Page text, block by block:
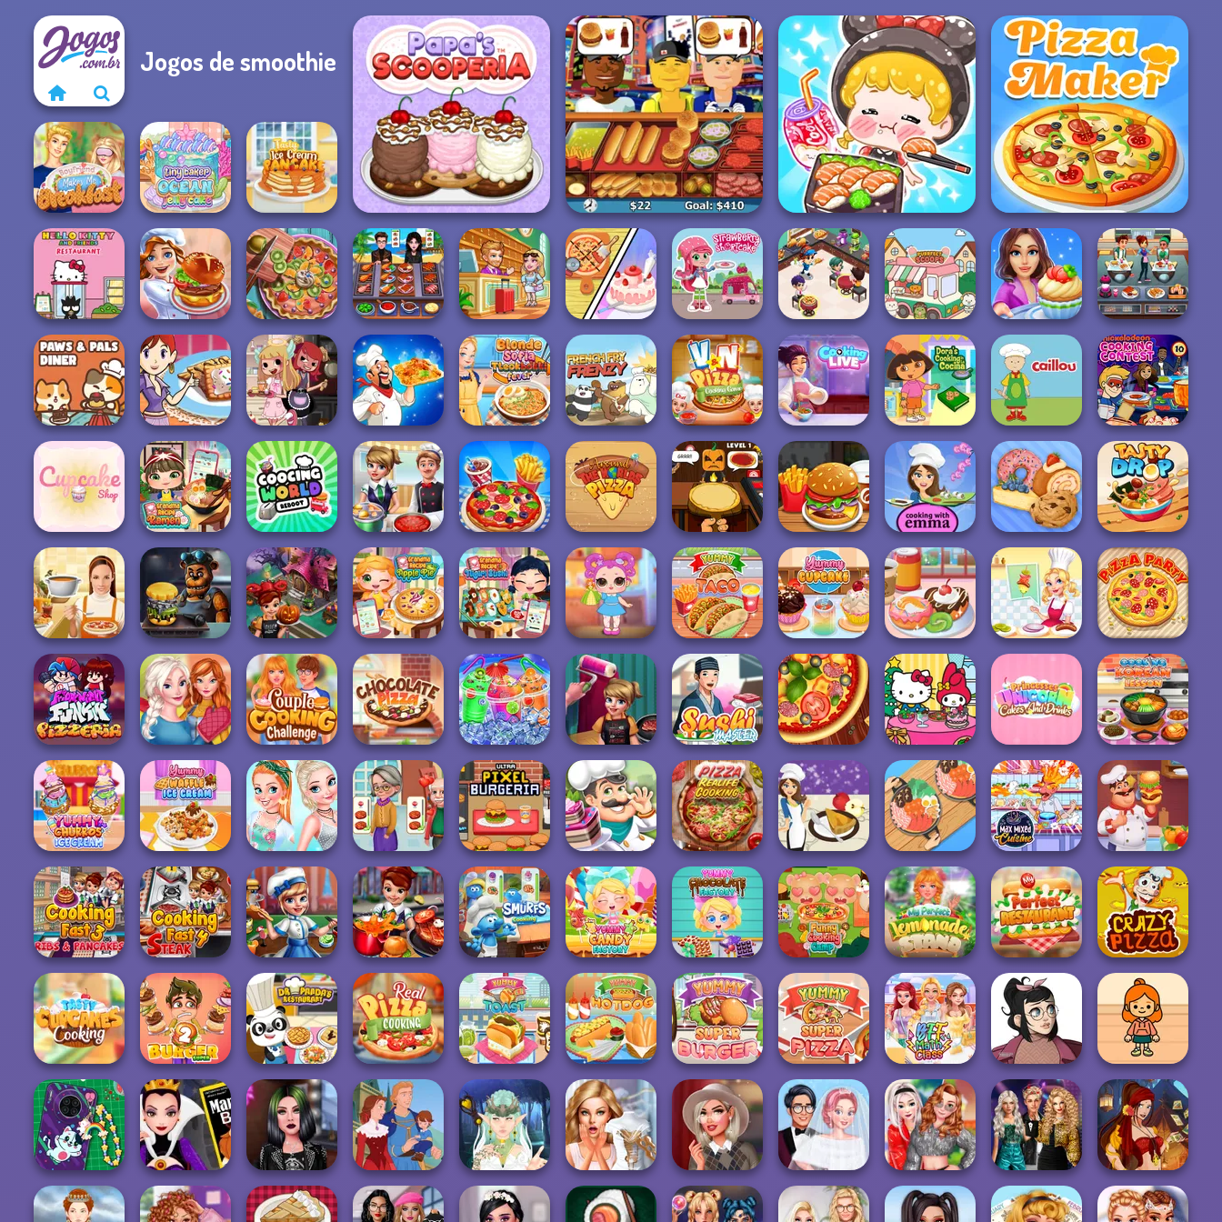
Jogos de smoothie
Papa's Scooperia Hot Dog Bush
ASMR Girl: Livestream
Mukbang
The Pizza Maker
Boyfriend Makes
Me Breakfast
Tiny Baker Ocean
Jelly Cake
Tasty Ice Cream
Pancake
Hello Kitty And
Friends Restau...
Cooking Festival
Pie Real Life
Cooking
Cooking Chef -
Food Fever
Hotel Fever
Tycoon
Dolly's
Restaurant
Organising
Strawberry
Shortcake
Cooking
Restaurant
Kitchen
Purr-fect Scoops
Cooking Stories:
Fun Cafe
Cooking Cafe
Food Chef
Paws & Pals
Diner
Sara's Cooking
Class: Mini Pop...
Devilish Cooking Biryani Recipes
Blonde Sofia:
Tteokbokki Fever
French Fry Frenzy
V And N Pizza
Cooking Game
Cooking Live: Be
a Chef&Cook
Dora Cooking in
la Cucina
Caillou Chef
Nickelodeon
Cooking Contest
Cupcake Shop
Grandma Recipe
Ramen
Cooking World
Reborn
Cooking Frenzy Cooking Live
Around the
Worlds Pizza
Halloween
Pizzeria
Burger Shop
Sushi Rolls -
Cooking with
Emm...
Bakery Shop Tasty Drop
Whats For Dinner FNAF Burger
Cooking Fast
Halloween
Grandma Recipe
Apple Pie
Grandma Recipe
Nigiri Sushi
Baby Holly
Feeding Time
Yummy Taco Yummy Cupcake
Yummy Donut
Factory
Michelin Star
Chef
Pizza Party
FNF Pizzeria
Sisters
Thanksgiving
Dinner
Couple Cooking
Challenge
Chocolate Pizza Rainbow Frozen
Cook And
Decorate
Sushi Master Pizza Maker
Hello Kitty and
Friends: Xmas...
Princesses
Unicorn Cakes
And D...
Cooking Korean
Lesson
Yummy Churros
Ice Cream
Yummy Waffle
Ice Cream
Princesses
Cooking
Challenge:...
Cooking
Madness
Ultra Pixel
Burgeria
Cake Shop
Pizza Real Life
Cooking
French Apple Pie
- Cooking wit...
Hot Pot Rush
Max Mixed
Cuisine
Hamburger
Cooking Mania
Cooking Fast 3:
Ribs and Panca...
Cooking Fast 4
Steak
Cooking Scene Cooking Fast
The Smurfs:
Cooking
Yummy Candy
Factory
Yummy
Chocolate
Factory
Funny Cooking
Camp
My Perfect
Lemonade
Stand
My Perfect
Restaurant
Crazy Pizza
Tasty Cupcakes
Cooking
Super Burger 2
Dr Panda
Restaurant
Real Pizza
Cooking
Yummy Toast Yummy Hotdog
Yummy Super
Burger
Yummy Super
Pizza
BFF Math Class
Casual Icon
Maker
TB Avataria Life
Girl